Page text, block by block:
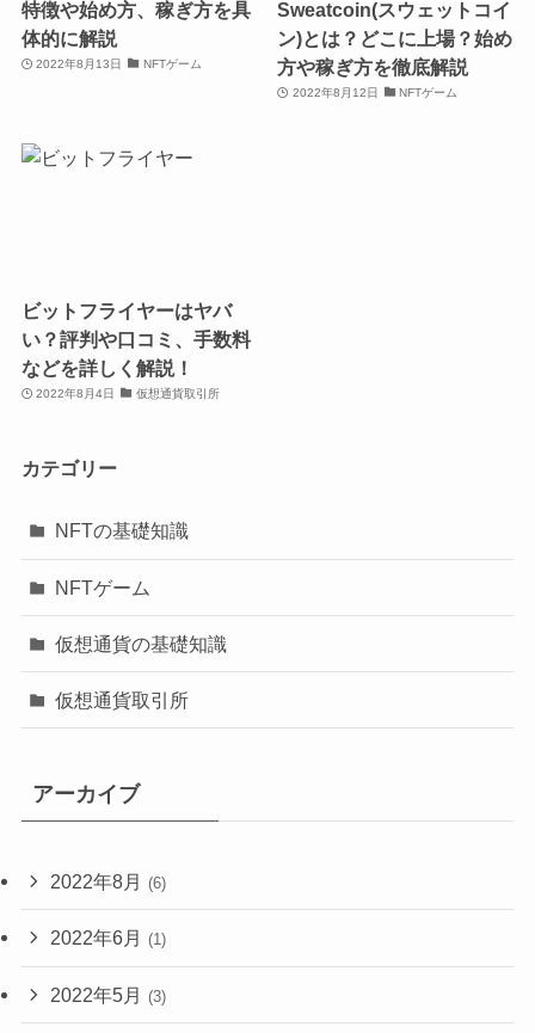
特徴や始め方、稼ぎ方を具
体的に解説
2022年8月13日 NFTゲーム
Sweatcoin(スウェットコイ
ン)とは？どこに上場？始め
方や稼ぎ方を徹底解説
2022年8月12日 NFTゲーム
ビットフライヤーはヤバ
い？評判や口コミ、手数料
などを詳しく解説！
2022年8月4日 仮想通貨取引所
カテゴリー
NFTの基礎知識
NFTゲーム
仮想通貨の基礎知識
仮想通貨取引所
アーカイブ
2022年8月 (6)
2022年6月 (1)
2022年5月 (3)